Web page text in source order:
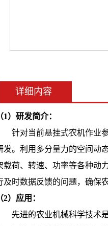
详细内容
（1）研发简介：
针对当前悬挂式农机作业
发。利用多分量力的空间动
载荷、转速、功率等各种动
及时数据反馈的问题，确保
（2）应用：
先进的农业机械科学技术